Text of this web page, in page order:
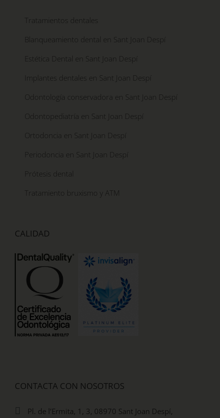
Tratamientos dentales
Blanqueamiento dental en Sant Joan Despí
Estética Dental en Sant Joan Despí
Implantes dentales en Sant Joan Despí
Odontología conservadora en Sant Joan Despí
Odontopediatría en Sant Joan Despí
Ortodoncia en Sant Joan Despí
Periodoncia en Sant Joan Despí
Prótesis dental
Tratamiento bruxismo y ATM
CALIDAD
CONTACTA CON NOSOTROS
Pl. de l’Ermita, 1, 3, 08970 Sant Joan Despí,